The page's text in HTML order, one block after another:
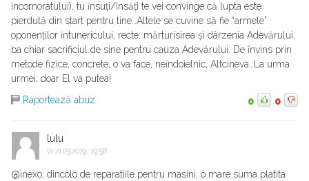
ȋncornoratului), tu ȋnsuți/ȋnsăți te vei convinge că lupta este
pierdută din start pentru tine…Altele se cuvine să fie “armele”
oponenților ȋntunericului, recte: mărturisirea și dârzenia Adevărului,
ba chiar sacrificiul de sine pentru cauza Adevărului. De ȋnvins prin
metode fizice, concrete, o va face, neȋndoielnic, Altcineva…La urma
urmei, doar El va putea!
Raportează abuz
0 0
lulu
la 21.03.2019, 19:58
@inexo, dincolo de reparatiile pentru masini, o mare suma platita